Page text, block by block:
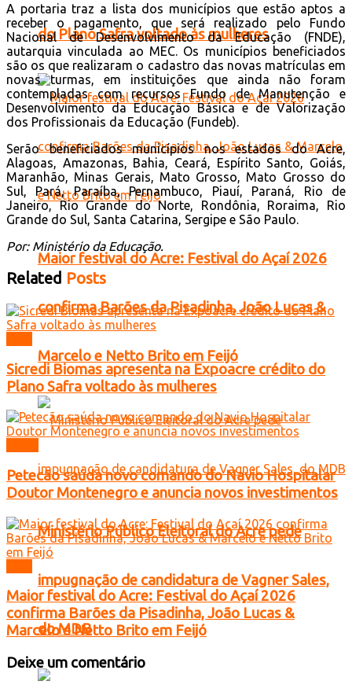
do Plano Safra voltado às mulheres
Maior festival do Acre: Festival do Açaí 2026
confirma Barões da Pisadinha, João Lucas &
Marcelo e Netto Brito em Feijó
Ministério Público Eleitoral do Acre pede
impugnação de candidatura de Vagner Sales,
do MDB
A portaria traz a lista dos municípios que estão aptos a
receber o pagamento, que será realizado pelo Fundo
Nacional de Desenvolvimento da Educação (FNDE),
autarquia vinculada ao MEC. Os municípios beneficiados
são os que realizaram o cadastro das novas matrículas em
novas turmas, em instituições que ainda não foram
contempladas com recursos Fundo de Manutenção e
Desenvolvimento da Educação Básica e de Valorização
dos Profissionais da Educação (Fundeb).
Serão beneficiados municípios nos estados do Acre,
Alagoas, Amazonas, Bahia, Ceará, Espírito Santo, Goiás,
Maranhão, Minas Gerais, Mato Grosso, Mato Grosso do
Sul, Pará, Paraíba, Pernambuco, Piauí, Paraná, Rio de
Janeiro, Rio Grande do Norte, Rondônia, Roraima, Rio
Grande do Sul, Santa Catarina, Sergipe e São Paulo.
Por: Ministério da Educação.
Related Posts
Sicredi Biomas apresenta na Expoacre crédito do
Plano Safra voltado às mulheres
Petecão saúda novo comando do Navio Hospitalar
Doutor Montenegro e anuncia novos investimentos
Maior festival do Acre: Festival do Açaí 2026
confirma Barões da Pisadinha, João Lucas &
Marcelo e Netto Brito em Feijó
Deixe um comentário